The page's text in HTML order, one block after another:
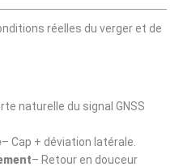
réelles du verger et de
naturelle du signal GNSS
– Cap + déviation latérale.
– ​​Retour en douceur